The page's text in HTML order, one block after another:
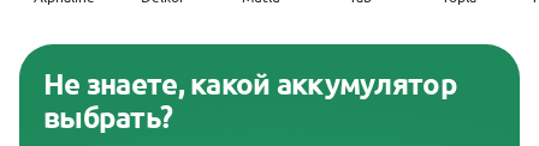
Не знаете, какой аккумулятор
выбрать?